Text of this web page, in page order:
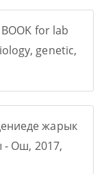
BOOK for lab
genetic,
жарык
- Ош, 2017,